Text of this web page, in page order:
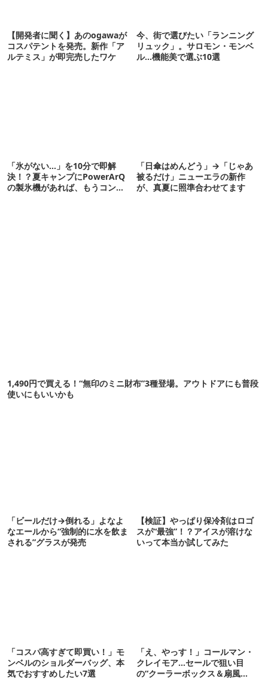
【開発者に聞く】あのogawaが
コスパテントを発売。新作「ア
ルテミス」が即完売したワケ
今、街で選びたい「ランニング
リュック」。サロモン・モンベ
ル…機能美で選ぶ10選
「氷がない…」を10分で即解
決！？夏キャンプにPowerArQ
の製氷機があれば、もうコンビ
「日傘はめんどう」→「じゃあ
被るだけ」ニューエラの新作
が、真夏に照準合わせてます
1,490円で買える！“無印のミニ財布”3種登場。アウトドアにも普段
使いにもいいかも
「ビールだけ→倒れる」よなよ
なエールから“強制的に水を飲ま
される”グラスが発売
【検証】やっぱり保冷剤はロゴ
スが“最強”！？アイスが溶けな
いって本当か試してみた
「コスパ高すぎて即買い！」モ
ンベルのショルダーバッグ、本
気でおすすめしたい7選
「え、やっす！」コールマン・
クレイモア…セールで狙い目
の“クーラーボックス＆扇風